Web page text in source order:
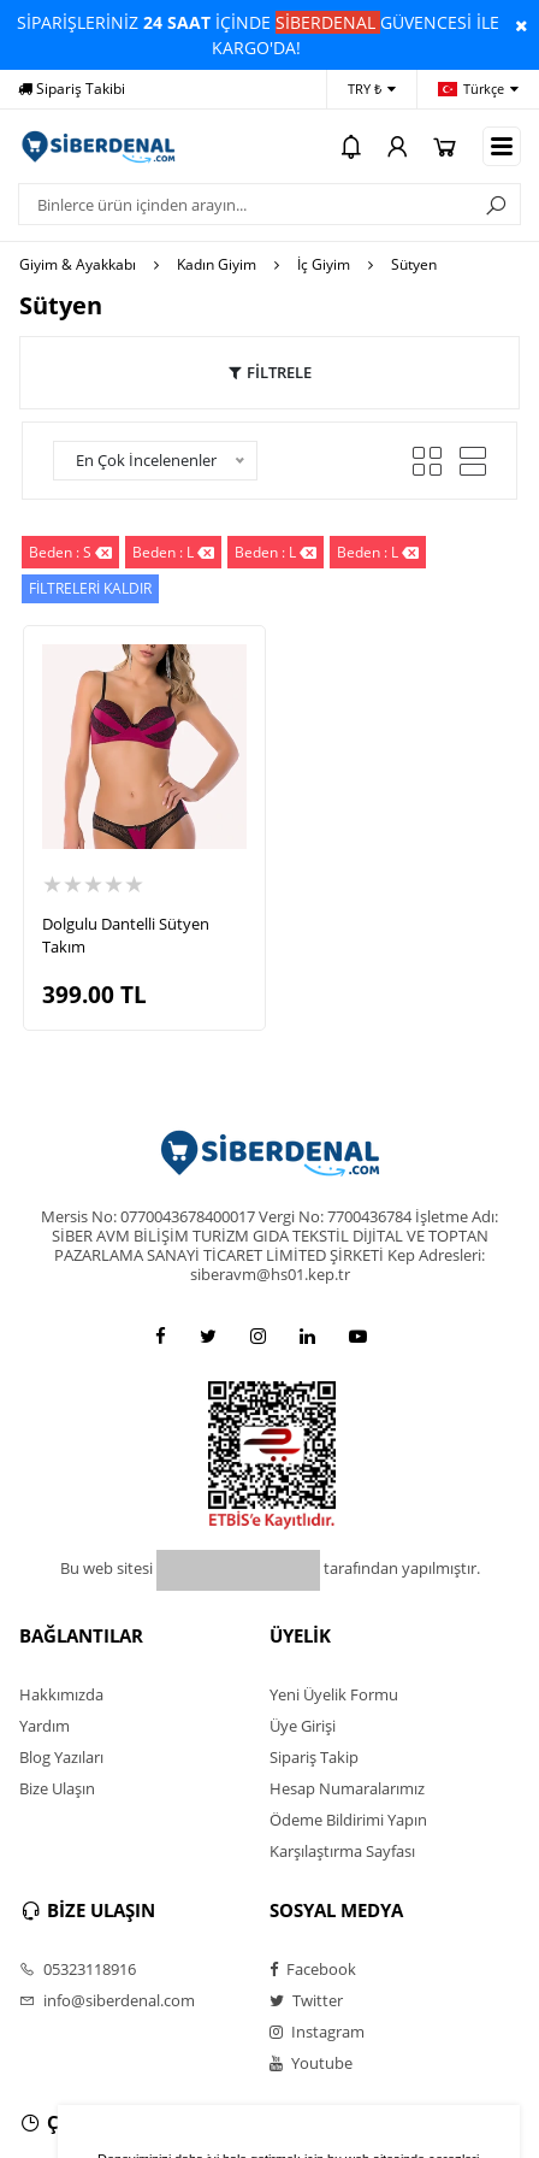
SİPARİŞLERİNİZ24 SAAT İÇİNDESİBERDENALGÜVENCESİ İLE
KARGO'DA!
Sipariş Takibi TRY ₺ Türkçe
Giyim & Ayakkabı Kadın Giyim İç Giyim Sütyen
Sütyen
FİLTRELE
En Çok İncelenenler
Beden : S Beden : L Beden : L
Beden : L
FİLTRELERİ KALDIR
★★★★★
Dolgulu Dantelli Sütyen
Takım
399.00TL
Mersis No: 0770043678400017 Vergi No: 7700436784 İşletme Adı:
SİBER AVM BİLİŞİM TURİZM GIDA TEKSTİL DİJİTAL VE TOPTAN
PAZARLAMA SANAYİ TİCARET LİMİTED ŞİRKETİ Kep Adresleri:
siberavm@hs01.kep.tr
Bu web sitesi tarafından yapılmıştır.
BAĞLANTILAR
Hakkımızda
Yardım
Blog Yazıları
Bize Ulaşın
ÜYELİK
Yeni Üyelik Formu
Üye Girişi
Sipariş Takip
Hesap Numaralarımız
Ödeme Bildirimi Yapın
Karşılaştırma Sayfası
BİZE ULAŞIN
05323118916
info@siberdenal.com
SOSYAL MEDYA
Facebook
Twitter
Instagram
Youtube
ÇALIŞMA SAATLERİ